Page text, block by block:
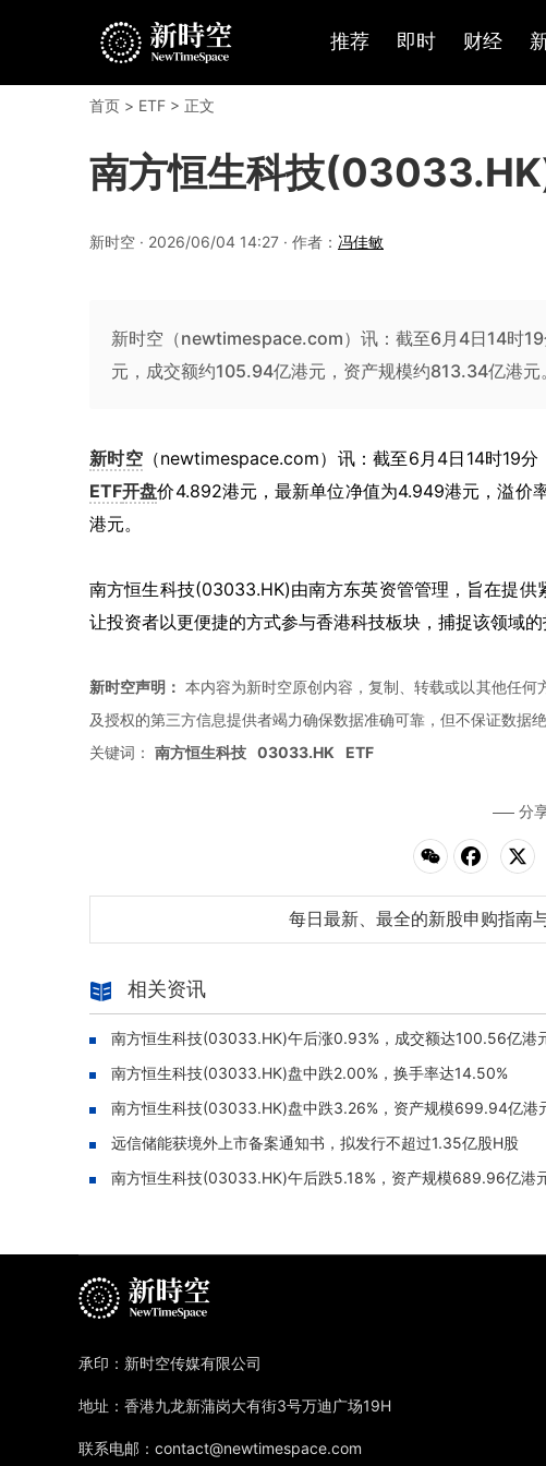
推荐 即时 财经
首页 > ETF > 正文
南方恒生科技
新时空 · 2026/06/04 14:27 · 作者： 冯佳敏
新时空（newtimespace.com）讯：截至6月4日14时
元，成交额约105.94亿港元，资产规模约813.34亿港元。
新时空（newtimespace.com）讯：截至6月4日14时19分
ETF开盘价4.892港元，最新单位净值为4.949港元，溢价
港元。
南方恒生科技(03033.HK)由南方东英资管管理，旨在提供
让投资者以更便捷的方式参与香港科技板块，捕捉该领域的
新时空声明： 本内容为新时空原创内容，复制、转载或以其他任何
及授权的第三方信息提供者竭力确保数据准确可靠，但不保证数据
关键词： 南方恒生科技 03033.HK ETF
分
每日最新、最全的新股申购指南
相关资讯
南方恒生科技(03033.HK)午后涨0.93%，成交额达100.56亿港
南方恒生科技(03033.HK)盘中跌2.00%，换手率达14.50%
南方恒生科技(03033.HK)盘中跌3.26%，资产规模699.94亿港
远信储能获境外上市备案通知书，拟发行不超过1.35亿股H股
南方恒生科技(03033.HK)午后跌5.18%，资产规模689.96亿港
承印：新时空传媒有限公司
地址：香港九龙新蒲岗大有街3号万迪广场19H
联系电邮：contact@newtimespace.com